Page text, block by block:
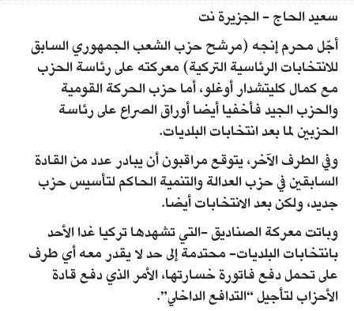
سعيد الحاج - الجزيرة نت
أجّل محرم إنجه (مرشح حزب الشعب الجمهوري السابق
للانتخابات الرئاسية التركية) معركته على رئاسة الحزب
مع كمال كليتشدار أوغلو، أما حزب الحركة القومية
والحزب الجيد فأخفيا أيضا أوراق الصراع على رئاسة
الحزبين لما بعد انتخابات البلديات.
وفي الطرف الآخر، يتوقع مراقبون أن يبادر عدد من القادة
السابقين في حزب العدالة والتنمية الحاكم لتأسيس حزب
جديد، ولكن بعد الانتخابات أيضا.
وباتت معركة الصناديق -التي تشهدها تركيا غدا الأحد
بانتخابات البلديات- محتدمة إلى حد لا يقدر معه أي طرف
على تحمل دفع فاتورة خسارتها، الأمر الذي دفع قادة
الأحزاب لتأجيل “التدافع الداخلي”.